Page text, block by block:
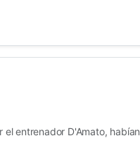
entrenador D'Amato, habían